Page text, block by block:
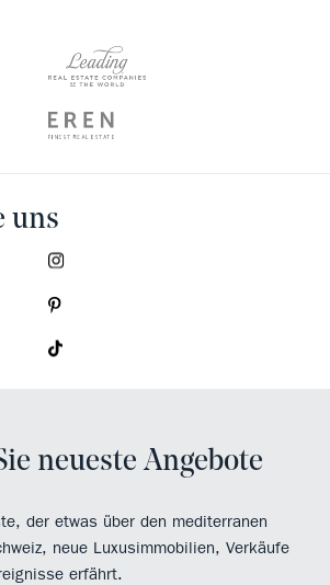
uns
neueste Angebote
der etwas über den mediterranen
neue Luxusimmobilien, Verkäufe
erfährt.